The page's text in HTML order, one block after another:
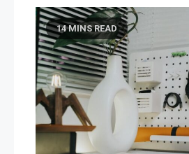
14 MINS READ